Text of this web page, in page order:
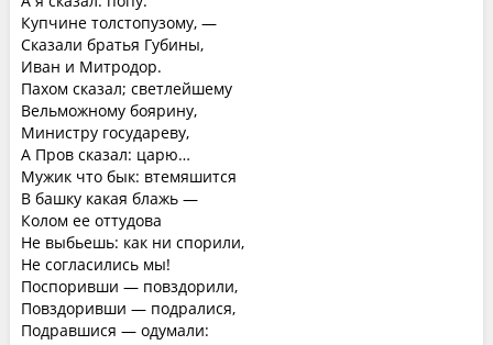
Купчине толстопузому, —
Сказали братья Губины,
Иван и Митродор.
Пахом сказал; светлейшему
Вельможному боярину,
Министру государеву,
А Пров сказал: царю…
Мужик что бык: втемяшится
В башку какая блажь —
Колом ее оттудова
Не выбьешь: как ни спорили,
Не согласились мы!
Поспоривши — повздорили,
Повздоривши — подралися,
Подравшися — одумали: